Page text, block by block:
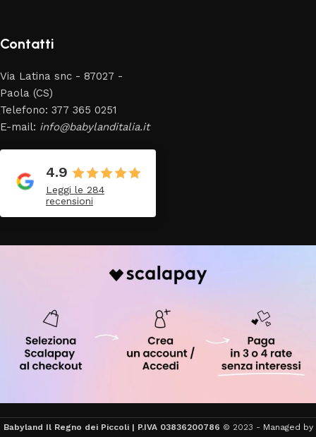
Contatti
Via Latina snc - 87027 -
Paola (CS)
Telefono: 377 365 0251
E-mail: info@babylanditalia.it
4.9
Leggi le 284
recensioni
Babyland Il Regno dei Piccoli | P.IVA 03836200786 © 2023 - Managed by